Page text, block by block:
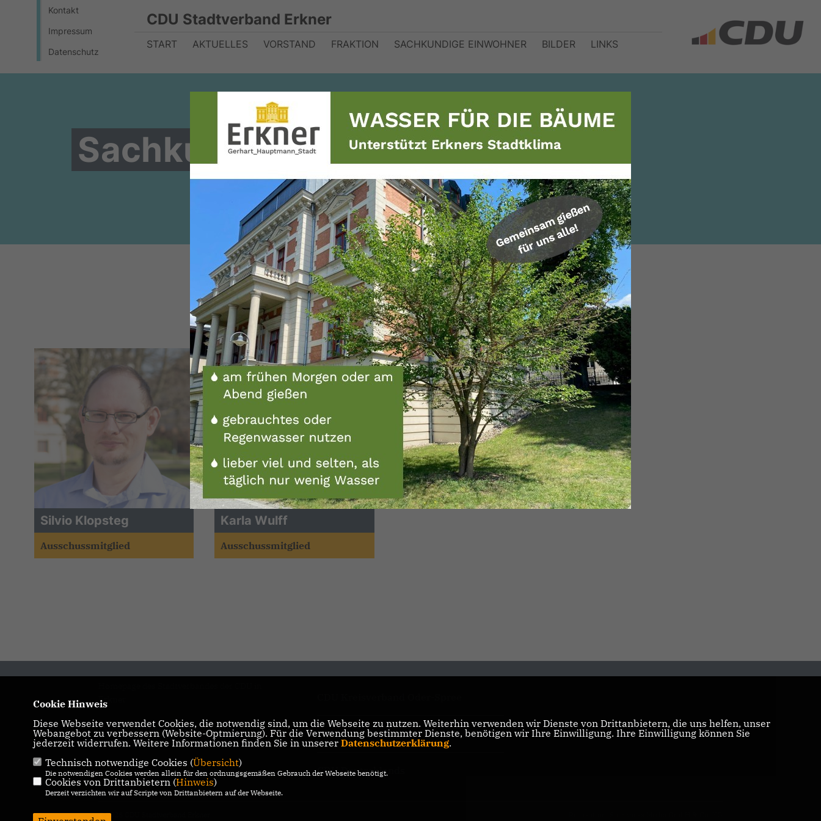
Kontakt
Impressum
Datenschutz
CDU Stadtverband Erkner
START AKTUELLES VORSTAND FRAKTION SACHKUNDIGE EINWOHNER BILDER LINKS
Sachkundige Einwohner
Silvio Klopsteg
Ausschussmitglied
Karla Wulff
Ausschussmitglied
Erkner
IMPRESSUM
DATENSCHUTZ
KONTAKT
CDU Brandenburg
CDU Deutschlands
© 2026 CDU Stadtverband Erkner
Cookie Hinweis
Diese Webseite verwendet Cookies, die notwendig sind, um die Webseite zu nutzen. Weiterhin verwenden wir Dienste von Drittanbietern, die uns helfen, unser
Webangebot zu verbessern (Website-Optmierung). Für die Verwendung bestimmter Dienste, benötigen wir Ihre Einwilligung. Ihre Einwilligung können Sie
jederzeit widerrufen. Weitere Informationen finden Sie in unserer Datenschutzerklärung.
Technisch notwendige Cookies (Übersicht)
Die notwendigen Cookies werden allein für den ordnungsgemäßen Gebrauch der Webseite benötigt.
Cookies von Drittanbietern (Hinweis)
Derzeit verzichten wir auf Scripte von Drittanbietern auf der Webseite.